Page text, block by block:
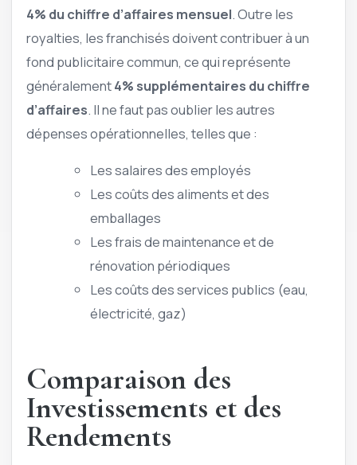
4% du chiffre d’affaires mensuel. Outre les
royalties, les franchisés doivent contribuer à un
fond publicitaire commun, ce qui représente
généralement4% supplémentaires du chiffre
d’affaires. Il ne faut pas oublier les autres
dépenses opérationnelles, telles que :
Les salaires des employés
Les coûts des aliments et des
emballages
Les frais de maintenance et de
rénovation périodiques
Les coûts des services publics (eau,
électricité, gaz)
Comparaison des
Investissements et des
Rendements